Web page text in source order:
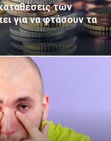
των
για να φτάσουν τα